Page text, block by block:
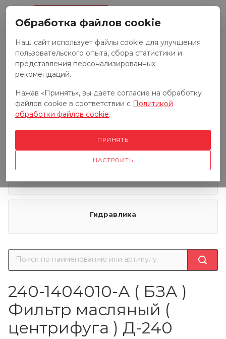
Запчасти к тракторам
Запчасти к грузовым автомобилям
Гидравлика
240-1404010-А ( БЗА )
Фильтр масляный (
центрифуга ) Д-240
Обработка файлов cookie
Наш сайт использует файлы cookie для улучшения
пользовательского опыта, сбора статистики и
представления персонализированных
рекомендаций.
Нажав «Принять», вы даете согласие на обработку
файлов cookie в соответствии с Политикой
обработки файлов cookie.
НАСТРОИТЬ
ПРИНЯТЬ